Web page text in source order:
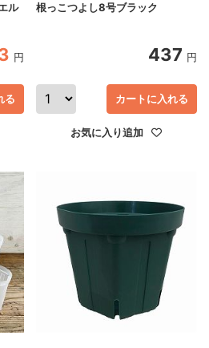
ル
円
る
根っこつよし8号ブラック
437 円
カートに入れる
お気に入り追加